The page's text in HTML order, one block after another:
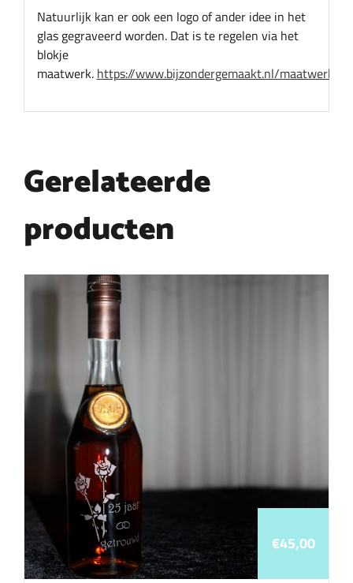
Natuurlijk kan er ook een logo of ander idee in het
glas gegraveerd worden. Dat is te regelen via het
blokje
maatwerk. https://www.bijzondergemaakt.nl/maatwerk/
Gerelateerde
producten
€45,00